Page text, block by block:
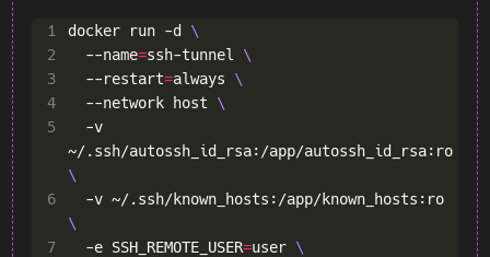
1 docker run -d
2
  --name
=ssh-tunnel
3
  --restart
=always
4
  --network host
5
~/.ssh/autossh_id_rsa:/app/autossh_id_rsa:ro
6
  -v ~/.ssh/known_hosts:/app/known_hosts:ro
7
  -e SSH_REMOTE_USER
=user